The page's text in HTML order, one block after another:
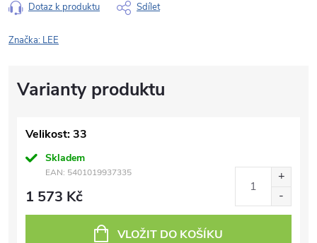
Dotaz k produktu Sdílet
Značka: LEE
Velikost: 33
Skladem
EAN: 5401019937335
1 573 Kč
VLOŽIT DO KOŠÍKU